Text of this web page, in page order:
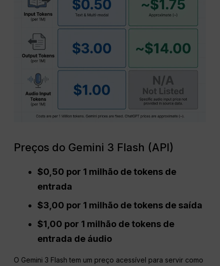
Preços do Gemini 3 Flash (API)
$0,50 por 1 milhão de tokens de
entrada
$3,00 por 1 milhão de tokens de saída
$1,00 por 1 milhão de tokens de
entrada de áudio
O Gemini 3 Flash tem um preço acessível para servir como